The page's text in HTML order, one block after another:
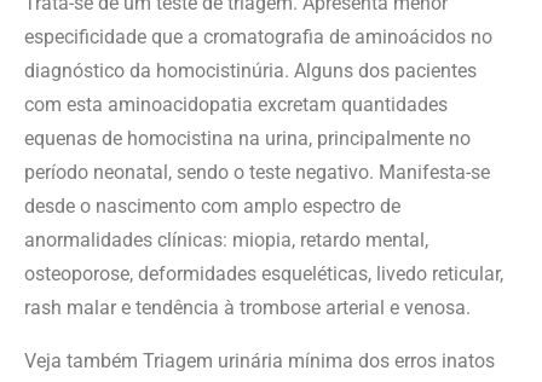
especificidade que a cromatografia de aminoácidos no
diagnóstico da homocistinúria. Alguns dos pacientes
com esta aminoacidopatia excretam quantidades
equenas de homocistina na urina, principalmente no
período neonatal, sendo o teste negativo. Manifesta-se
desde o nascimento com amplo espectro de
anormalidades clínicas: miopia, retardo mental,
osteoporose, deformidades esqueléticas, livedo reticular,
rash malar e tendência à trombose arterial e venosa.
Veja também Triagem urinária mínima dos erros inatos